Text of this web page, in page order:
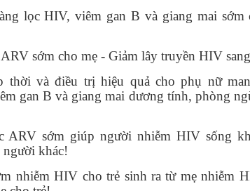
lọc HIV, viêm gan B và giang mai sớm
sớm cho mẹ - Giảm lây truyền HIV
thời và điều trị hiệu quả cho phụ nữ
gan B và giang mai dương tính, phòng
ARV sớm giúp người nhiễm HIV sống
khác!
nhiễm HIV cho trẻ sinh ra từ mẹ nhiễm